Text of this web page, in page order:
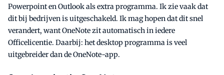
Powerpoint en Outlook als extra programma. Ik zie vaak dat
dit bij bedrijven is uitgeschakeld. Ik mag hopen dat dit snel
verandert, want OneNote zit automatisch in iedere
Officelicentie. Daarbij: het desktop programma is veel
uitgebreider dan de OneNote-app.